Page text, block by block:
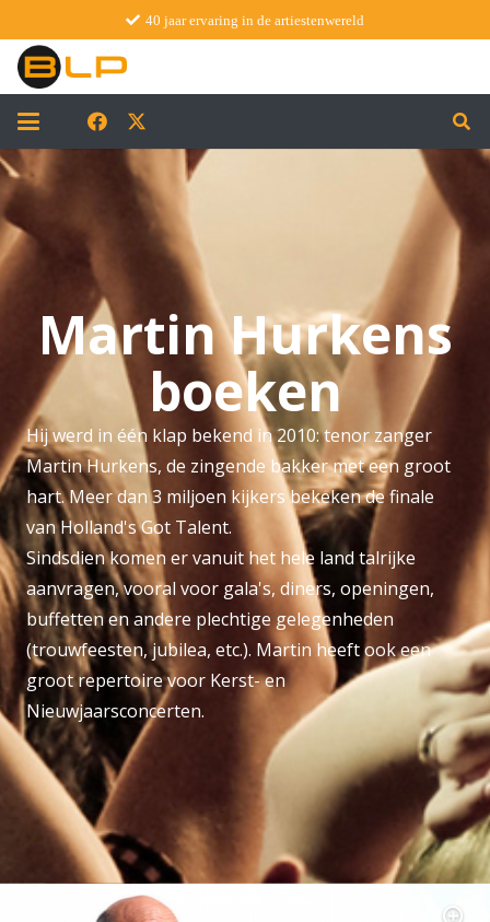
40 jaar ervaring in de artiestenwereld
Martin Hurkens
boeken
Hij werd in één klap bekend in 2010: tenor zanger
Martin Hurkens, de zingende bakker met een groot
hart. Meer dan 3 miljoen kijkers bekeken de finale
van Holland's Got Talent.
Sindsdien komen er vanuit het hele land talrijke
aanvragen, vooral voor gala's, diners, openingen,
buffetten en andere plechtige gelegenheden
(trouwfeesten, jubilea, etc.). Martin heeft ook een
groot repertoire voor Kerst- en
Nieuwjaarsconcerten.